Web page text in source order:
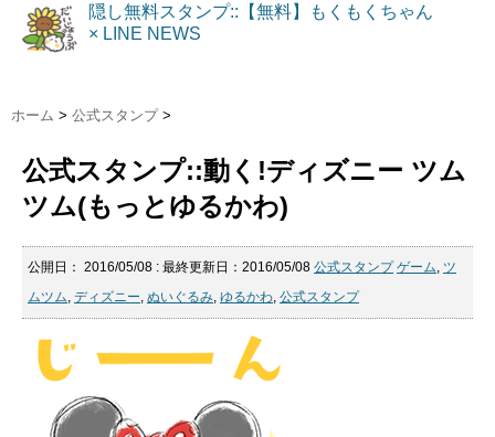
隠し無料スタンプ::【無料】もくもくちゃん
× LINE NEWS
ホーム > 公式スタンプ >
公式スタンプ::動く!ディズニー ツム
ツム(もっとゆるかわ)
公開日： 2016/05/08 : 最終更新日：2016/05/08 公式スタンプ ゲーム, ツ
ムツム, ディズニー, ぬいぐるみ, ゆるかわ, 公式スタンプ